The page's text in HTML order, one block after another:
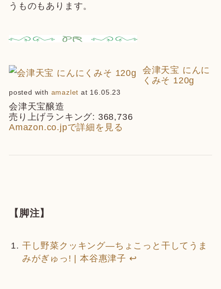
うものもあります。
会津天宝 にんに
くみそ 120g
posted with amazlet at 16.05.23
会津天宝醸造
売り上げランキング: 368,736
Amazon.co.jpで詳細を見る
【脚注】
干し野菜クッキング―ちょこっと干してうま
みがぎゅっ! | 本谷惠津子 ↩